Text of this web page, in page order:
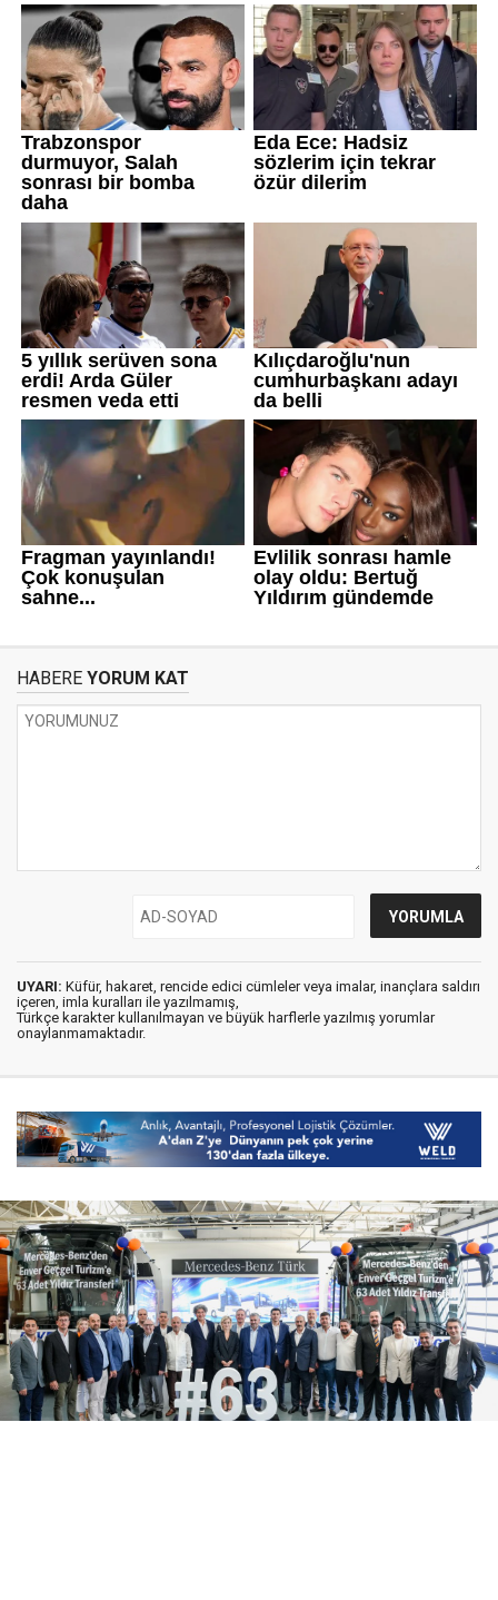
HABERE YORUM KAT
UYARI: Küfür, hakaret, rencide edici cümleler veya imalar, inançlara saldırı
içeren, imla kuralları ile yazılmamış,
Türkçe karakter kullanılmayan ve büyük harflerle yazılmış yorumlar
onaylanmamaktadır.